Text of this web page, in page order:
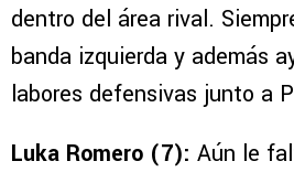
dentro del área rival.
banda izquierda y además
labores defensivas junto a
Luka Romero (7): Aún le